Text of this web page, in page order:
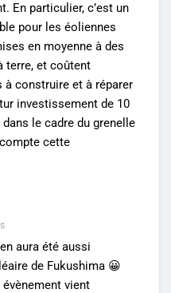
En particulier, c’est un
pour les éoliennes
en moyenne à des
terre, et coûtent
construire et à réparer
investissement de 10
le cadre du grenelle
cette
aura été aussi
de Fukushima 😀
vient